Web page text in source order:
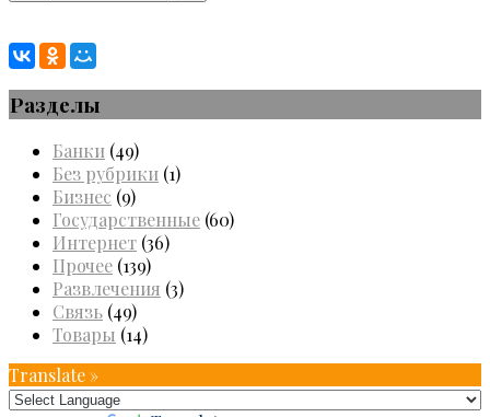
Разделы
Банки (49)
Без рубрики (1)
Бизнес (9)
Государственные (60)
Интернет (36)
Прочее (139)
Развлечения (3)
Связь (49)
Товары (14)
Translate »